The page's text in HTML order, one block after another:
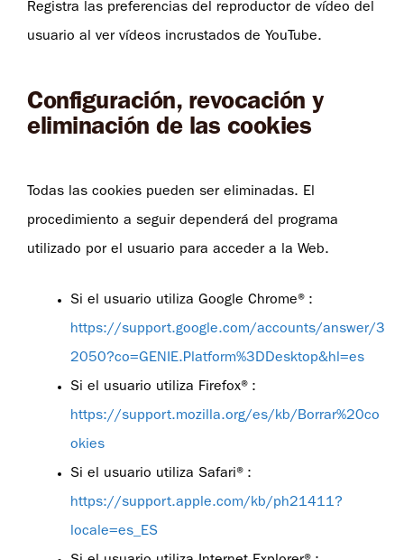
Registra las preferencias del reproductor de vídeo del
usuario al ver vídeos incrustados de YouTube.
Configuración, revocación y
eliminación de las cookies
Todas las cookies pueden ser eliminadas. El
procedimiento a seguir dependerá del programa
utilizado por el usuario para acceder a la Web.
Si el usuario utiliza Google Chrome®:
https://support.google.com/accounts/answer/3
2050?co=GENIE.Platform%3DDesktop&hl=es
Si el usuario utiliza Firefox®:
https://support.mozilla.org/es/kb/Borrar%20co
okies
Si el usuario utiliza Safari®:
https://support.apple.com/kb/ph21411?
locale=es_ES